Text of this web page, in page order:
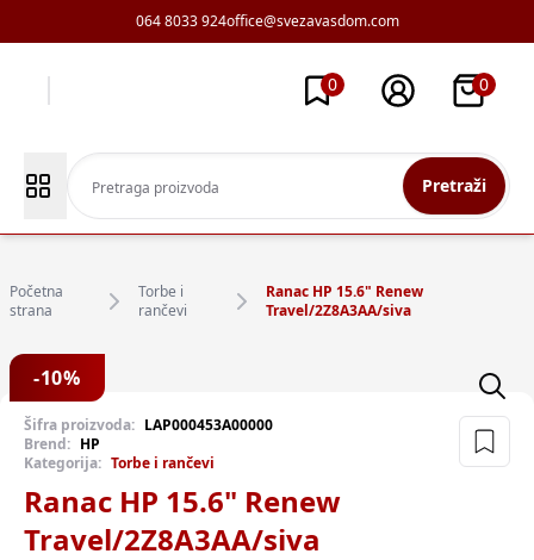
064 8033 924office@svezavasdom.com
0 0
Pretraži
Početna
strana
Torbe i
rančevi
Ranac HP 15.6" Renew
Travel/2Z8A3AA/siva
-10%
Šifra proizvoda: LAP000453A00000
Brend: HP
Kategorija: Torbe i rančevi
Ranac HP 15.6" Renew
Travel/2Z8A3AA/siva